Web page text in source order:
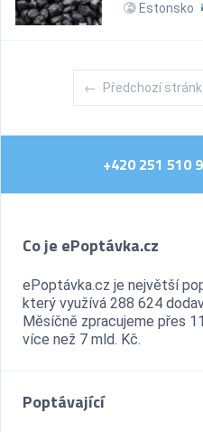
Estonsko
← Předchozí
+420 251 510
Co je ePoptávka.cz
ePoptávka.cz je největší
který využívá 288 624
Měsíčně zpracujeme přes
více než 7 mld. Kč.
Poptávající